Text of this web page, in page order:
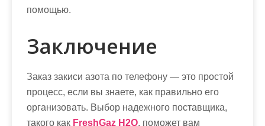
помощью.
Заключение
Заказ закиси азота по телефону — это простой
процесс, если вы знаете, как правильно его
организовать. Выбор надежного поставщика,
такого как FreshGaz H2O, поможет вам